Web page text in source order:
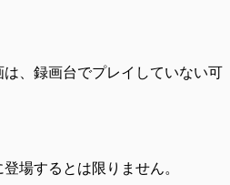
、録画台でプレイしていない可
場するとは限りません。